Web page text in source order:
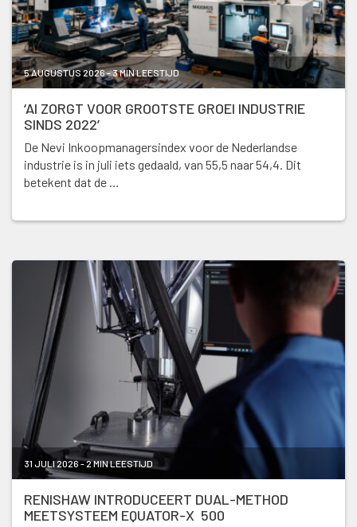
5 AUGUSTUS 2026 - 3 MIN LEESTIJD
‘AI ZORGT VOOR GROOTSTE GROEI INDUSTRIE
SINDS 2022’
De Nevi Inkoopmanagersindex voor de Nederlandse
industrie is in juli iets gedaald, van 55,5 naar 54,4. Dit
betekent dat de …
31 JULI 2026 - 2 MIN LEESTIJD
RENISHAW INTRODUCEERT DUAL-METHOD
MEETSYSTEEM EQUATOR-X 500